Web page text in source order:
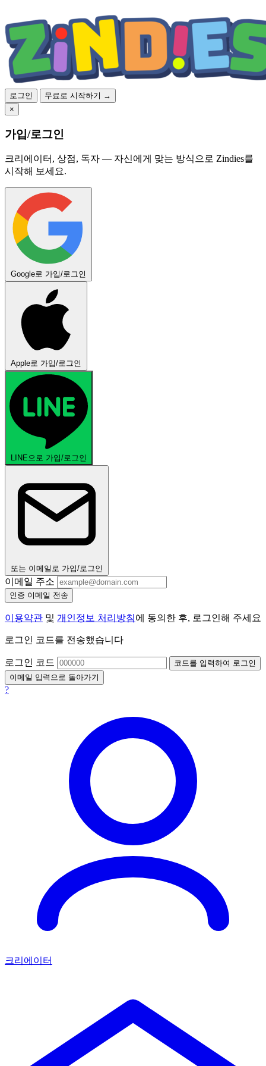
로그인
무료로 시작하기 →
×
가입/로그인
크리에이터, 상점, 독자 — 자신에게 맞는 방식으로 Zindies를
시작해 보세요.
Google로 가입/로그인
Apple로 가입/로그인
LINE으로 가입/로그인
또는 이메일로 가입/로그인
이메일 주소
인증 이메일 전송
이용약관 및 개인정보 처리방침에 동의한 후, 로그인해 주세요
로그인 코드를 전송했습니다
로그인 코드
코드를 입력하여 로그인
이메일 입력으로 돌아가기
?
크리에이터